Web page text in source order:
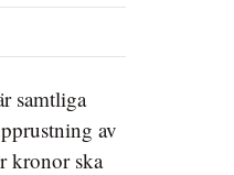
samtliga
av
kronor ska